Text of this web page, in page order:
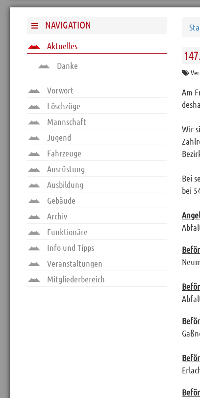
Kontakt
Sitemap
RSS News
Links
Datenschutz
NAVIGATION
Aktuelles
Danke
Vorwort
Löschzüge
Mannschaft
Jugend
Fahrzeuge
Ausrüstung
Ausbildung
Gebäude
Archiv
Funktionäre
Info und Tipps
Veranstaltungen
Mitgliederbereich
Am
Wir
Bei
bei